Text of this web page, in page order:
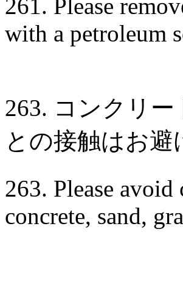
261. Please
with a petroleum
263. コンクリ
との接触はお避
263. Please
concrete, sand,